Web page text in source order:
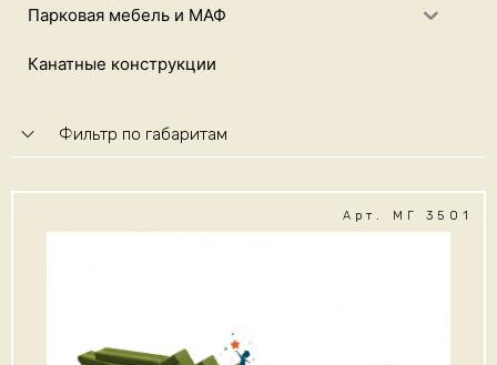
Парковая мебель и МАФ
Канатные конструкции
Фильтр по габаритам
Арт. МГ 3501